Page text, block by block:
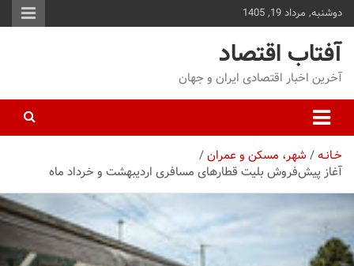
دوشنبه, مرداد 19, 1405
آفتاب اقتصاد
آخرین اخبار اقتصادی ایران و جهان
خـانـه شهر، مسکن و عمران
آغاز پیش‌فروش بلیت قطار‌های مسافری اردیبهشت و خرداد ماه